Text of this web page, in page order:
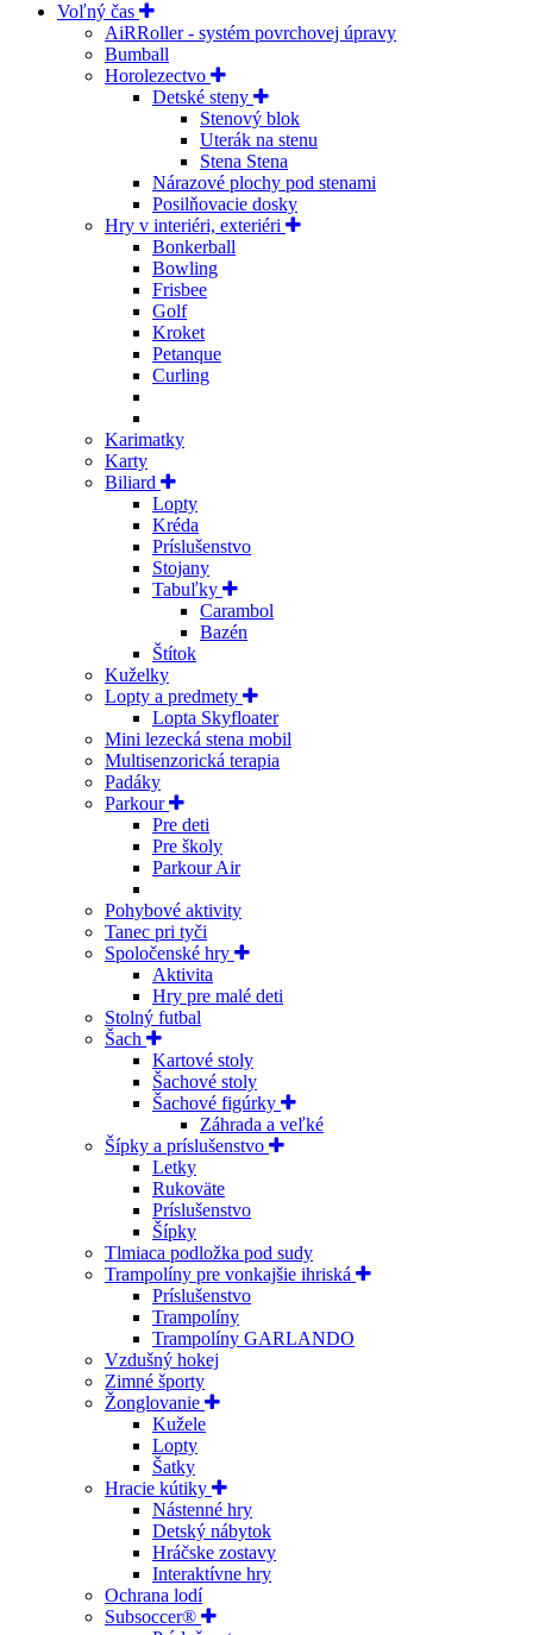
Voľný čas
AiRRoller - systém povrchovej úpravy
Bumball
Horolezectvo
Detské steny
Stenový blok
Uterák na stenu
Stena Stena
Nárazové plochy pod stenami
Posilňovacie dosky
Hry v interiéri, exteriéri
Bonkerball
Bowling
Frisbee
Golf
Kroket
Petanque
Curling
Karimatky
Karty
Biliard
Lopty
Kréda
Príslušenstvo
Stojany
Tabuľky
Carambol
Bazén
Štítok
Kuželky
Lopty a predmety
Lopta Skyfloater
Mini lezecká stena mobil
Multisenzorická terapia
Padáky
Parkour
Pre deti
Pre školy
Parkour Air
Pohybové aktivity
Tanec pri tyči
Spoločenské hry
Aktivita
Hry pre malé deti
Stolný futbal
Šach
Kartové stoly
Šachové stoly
Šachové figúrky
Záhrada a veľké
Šípky a príslušenstvo
Letky
Rukoväte
Príslušenstvo
Šípky
Tlmiaca podložka pod sudy
Trampolíny pre vonkajšie ihriská
Príslušenstvo
Trampolíny
Trampolíny GARLANDO
Vzdušný hokej
Zimné športy
Žonglovanie
Kužele
Lopty
Šatky
Hracie kútiky
Nástenné hry
Detský nábytok
Hráčske zostavy
Interaktívne hry
Ochrana lodí
Subsoccer®